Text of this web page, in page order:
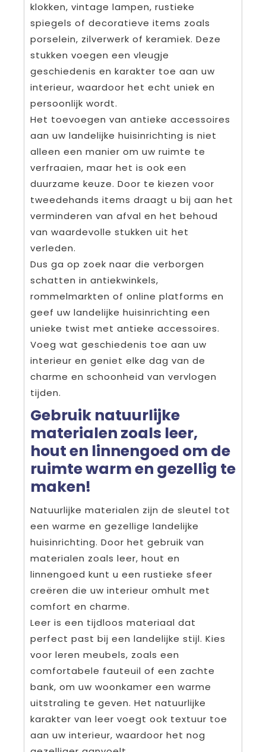
klokken, vintage lampen, rustieke
spiegels of decoratieve items zoals
porselein, zilverwerk of keramiek. Deze
stukken voegen een vleugje
geschiedenis en karakter toe aan uw
interieur, waardoor het echt uniek en
persoonlijk wordt.
Het toevoegen van antieke accessoires
aan uw landelijke huisinrichting is niet
alleen een manier om uw ruimte te
verfraaien, maar het is ook een
duurzame keuze. Door te kiezen voor
tweedehands items draagt u bij aan het
verminderen van afval en het behoud
van waardevolle stukken uit het
verleden.
Dus ga op zoek naar die verborgen
schatten in antiekwinkels,
rommelmarkten of online platforms en
geef uw landelijke huisinrichting een
unieke twist met antieke accessoires.
Voeg wat geschiedenis toe aan uw
interieur en geniet elke dag van de
charme en schoonheid van vervlogen
tijden.
Gebruik natuurlijke
materialen zoals leer,
hout en linnengoed om de
ruimte warm en gezellig te
maken!
Natuurlijke materialen zijn de sleutel tot
een warme en gezellige landelijke
huisinrichting. Door het gebruik van
materialen zoals leer, hout en
linnengoed kunt u een rustieke sfeer
creëren die uw interieur omhult met
comfort en charme.
Leer is een tijdloos materiaal dat
perfect past bij een landelijke stijl. Kies
voor leren meubels, zoals een
comfortabele fauteuil of een zachte
bank, om uw woonkamer een warme
uitstraling te geven. Het natuurlijke
karakter van leer voegt ook textuur toe
aan uw interieur, waardoor het nog